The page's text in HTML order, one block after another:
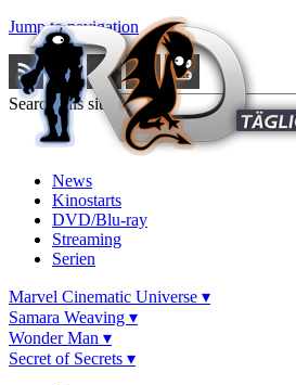
Jump to navigation
Search this site
News
Kinostarts
DVD/Blu-ray
Streaming
Serien
Marvel Cinematic Universe ▾
Samara Weaving ▾
Wonder Man ▾
Secret of Secrets ▾